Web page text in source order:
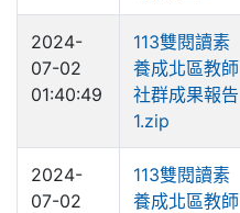
2024-
07-02
01:40:49
113雙閱讀素
養成北區教師
社群成果報告
1.zip
2024-
07-02
113雙閱讀素
養成北區教師